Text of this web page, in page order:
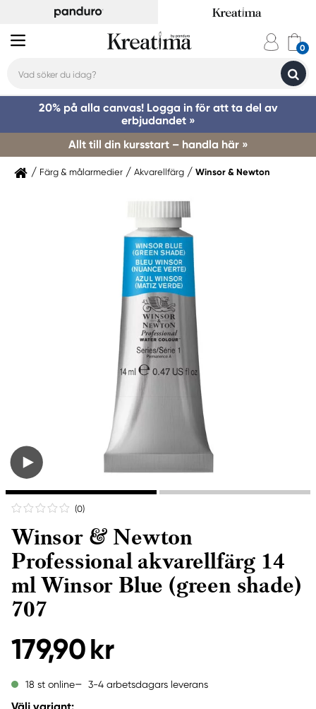
20% på alla canvas! Logga in för att ta del av
erbjudandet »
Allt till din kursstart – handla här »
Färg & målarmedier Akvarellfärg Winsor & Newton
(0)
Winsor & Newton
Professional akvarellfärg 14
ml Winsor Blue (green shade)
707
179,90 kr
18 st online 3-4 arbetsdagars leverans